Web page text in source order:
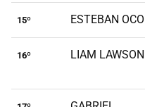
15º ESTEBAN
16º LIAM LAWSON